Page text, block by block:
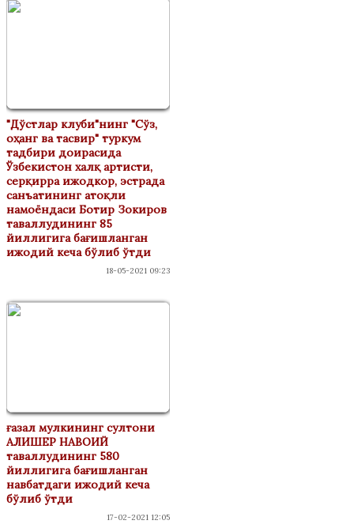
"Дўстлар клуби"нинг "Сўз,
оҳанг ва тасвир" туркум
тадбири доирасида
Ўзбекистон халқ артисти,
серқирра ижодкор, эстрада
санъатининг атоқли
намоёндаси Ботир Зокиров
таваллудининг 85
йиллигига бағишланган
ижодий кеча бўлиб ўтди
18-05-2021 09:23
ғазал мулкининг султони
АЛИШЕР НАВОИЙ
таваллудининг 580
йиллигига бағишланган
навбатдаги ижодий кеча
бўлиб ўтди
17-02-2021 12:05